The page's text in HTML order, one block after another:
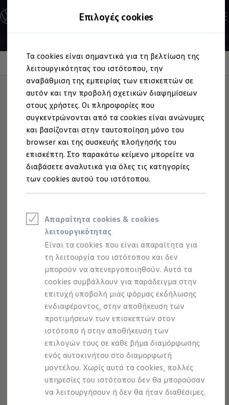
Επιλογές cookies
Τα cookies είναι σημαντικά για τη βελτίωση της
λειτουργικότητας του ιστότοπου, την
αναβάθμιση της εμπειρίας των επισκεπτών σε
αυτόν και την προβολή σχετικών διαφημίσεων
στους χρήστες. Οι πληροφορίες που
συγκεντρώνονται από τα cookies είναι ανώνυμες
και βασίζονται στην ταυτοποίηση μόνο του
browser και της συσκευής πλοήγησής του
επισκέπτη. Στο παρακάτω κείμενο μπορείτε να
διαβάσετε αναλυτικά για όλες τις κατηγορίες
των cookies αυτού του ιστότοπου.
Απαραίτητα cookies & cookies
λειτουργικότητας
Είναι τα cookies που είναι απαραίτητα για
τη λειτουργία του ιστότοπου και δεν
μπορούν να απενεργοποιηθούν. Αυτά τα
cookies συμβάλλουν για παράδειγμα στην
επιτυχή υποβολή μιας φόρμας εκδήλωσης
ενδιαφέροντος, στην αποθήκευση των
προτιμήσεων των επισκεπτών στον
ιστότοπο ή στην αποθήκευση των
επιλογών τους σε κάθε βήμα διαμόρφωσης
ενός αυτοκινήτου στο διαμορφωτή
μοντέλου. Χωρίς αυτά τα cookies, πολλές
υπηρεσίες του ιστότοπου δεν θα μπορούσαν
να λειτουργήσουν ή δεν θα ήταν διαθέσιμες.
στο
περιεχόμενο
στο
footer
Ανακαλύψτε τα Μοντέλα
Διαμορφώστε το Volkswagen σας
Επαγγελματικά Οχήματα Volkswagen
Ηλεκτρικά & eHybrid μοντέλα
Ηλεκτρικά μοντέλα
ID.3 Neo
Νέο ID. Polo
ID.4
ID.4 GTX
ID.5
ID.5 GTX
ID.7
ID.7 GTX
ID. Buzz
ID. Buzz Cargo
ID. CROSS
eHybrid μοντέλα
Golf GTE
Νέο Tayron ehybrid
e-Tools για ηλεκτρικά αυτοκίνητα
Προσομοιωτής αυτονομίας
Προσομοιωτής χρόνου φόρτισης
Προσομοιωτής κόστους φόρτισης
ID. Ενημερώσεις λογισμικού
We Charge - Υπηρεσία Φόρτισης
Εύρεση δημόσιων σημείων φόρτισης
ID. Charger
Ενημέρωση ID.
Πλατφόρμα MEB
Μύθοι & Αλήθειες για την ηλεκτροκίνηση
Πού μπορώ να φορτίσω;
Πόσο μακριά μπορώ να φτάσω;
Πώς μπορώ να πληρώσω;
Πώς μπορώ να φορτίσω;
Η αντλία θερμότητας στα ID.
Η λειτουργία ανάκτησης ενέργειας κατά την
Το σύστημα πέδησης στα ID.
Διαθέσιμα νέα και μεταχειρισμένα αυτοκίνητα
Διαθέσιμα νέα αυτοκίνητα
Information
Λασπωτήρες
Με τους λασπωτήρες από τα Αξεσουάρ Volkswagen
μπορείτε να αυξήσετε την προστασία από το σπρέι νερού,
γρατζουνιές και κτυπήματα από μικρές πέτρες, στο κάτω
μέρος του οχήματος, καθώς και στα πλευρικά μαρσπιέ και
τις πόρτες.
Ανακαλύψτε περισσότερα
Προστασία Δεδομένων